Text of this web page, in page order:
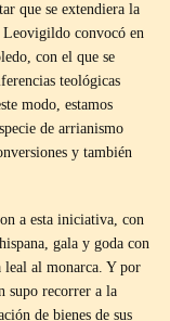
que se extendiera la
Leovigildo convocó en
con el que se
teológicas
modo, estamos
de arrianismo
y también
a esta iniciativa, con
gala y goda con
leal al monarca. Y por
supo recorrer a la
de bienes de sus